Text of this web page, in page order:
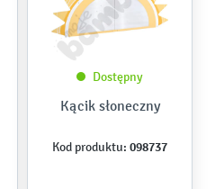
Dostępny
Kącik słoneczny
Kod produktu: 098737